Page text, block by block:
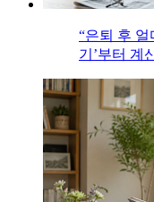
“은퇴 후 얼
기’부터 계